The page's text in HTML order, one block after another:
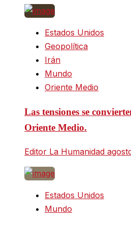
Estados Unidos
Geopolítica
Irán
Mundo
Oriente Medio
Las tensiones se
Oriente Medio.
Editor La Humanidad
Estados Unidos
Mundo